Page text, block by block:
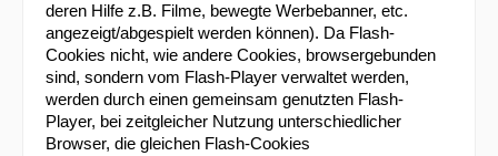
deren Hilfe z.B. Filme, bewegte Werbebanner, etc.
angezeigt/abgespielt werden können). Da Flash-
Cookies nicht, wie andere Cookies, browsergebunden
sind, sondern vom Flash-Player verwaltet werden,
werden durch einen gemeinsam genutzten Flash-
Player, bei zeitgleicher Nutzung unterschiedlicher
Browser, die gleichen Flash-Cookies